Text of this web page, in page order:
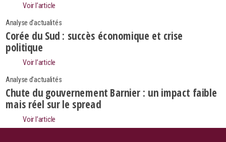
Voir l’article
Analyse d'actualités
Corée du Sud : succès économique et crise
politique
Voir l’article
Analyse d'actualités
Chute du gouvernement Barnier : un impact faible
mais réel sur le spread
Voir l’article
Search